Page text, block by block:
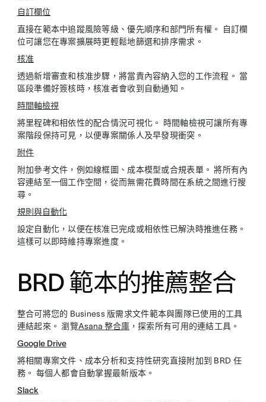
自訂欄位
直接在範本中追蹤風險等級、優先順序和部門所有權。 自訂欄
位可讓您在專案擴展時更輕鬆地篩選和排序需求。
核准
透過新增審查和核准步驟，將當責內容納入您的工作流程。 當
區段準備好簽核時，核准者會收到自動通知。
時間軸檢視
將里程碑和相依性的配合情況可視化。 時間軸檢視可讓所有專
案階段保持可見，以便專案關係人及早發現衝突。
附件
附加參考文件，例如線框圖、成本模型或合規表單。 將所有內
容連結至一個工作空間，從而無需花費時間在系統之間進行搜
尋。
規則與自動化
設定自動化，以便在核准已完成或相依性已解決時推進任務。
這樣可以即時維持專案進度。
BRD 範本的推薦整合
整合可將您的 Business 版需求文件範本與團隊已使用的工具
連結起來。 瀏覽Asana 整合庫，探索所有可用的連結工具。
Google Drive
將相關專案文件、成本分析和支持性研究直接附加到 BRD 任
務。 每個人都會自動掌握最新版本。
Slack